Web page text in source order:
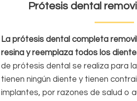
Prótesis dental
La prótesis dental completa
resina y reemplaza todos los
de prótesis dental se realiza para
tienen ningún diente y tienen
implantes, por razones de salud o